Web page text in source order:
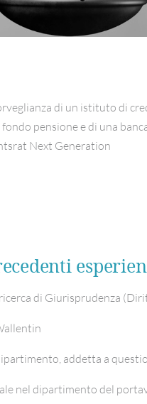
di un istituto di
pensione e di una
Next Generation
di Giurisprudenza
addetta a
nel dipartimento del